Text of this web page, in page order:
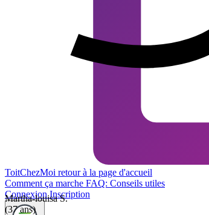
ToitChezMoi retour à la page d'accueil
Comment ça marche FAQ: Conseils utiles
ConnexionInscription
Martha-louisa S.
(37 ans)